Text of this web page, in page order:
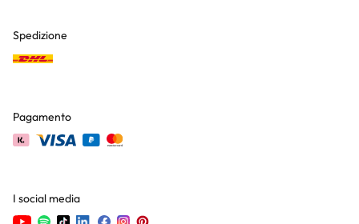
Spedizione
Pagamento
I social media